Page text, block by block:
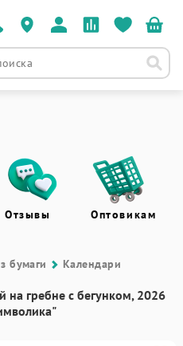
Отзывы Оптовикам
бумаги Календари
на гребне с бегунком, 2026